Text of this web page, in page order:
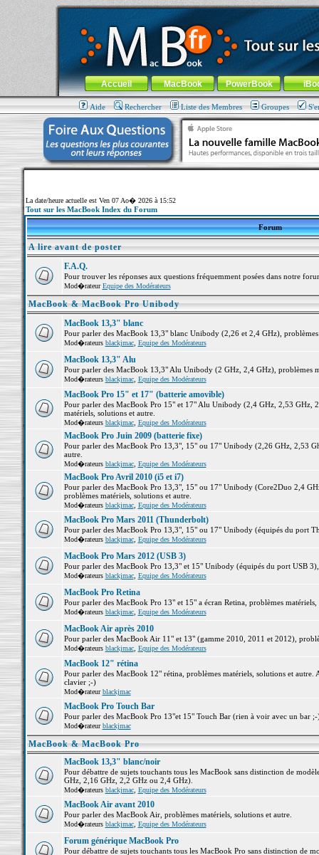
MacBook-fr.com : 100% Apple... 100% nomade !
Aller au contenu-Aller au menu général-Aller au menu de
Menu général
Accueil MacBook PowerBook
Aide Rechercher Liste des Membres Groupes
La date/heure actuelle est Ven 07 Ao� 2026 à 15:52
Tout sur les MacBook Index du Forum
Forum
A lire avant de poster
F.A.Q.
Pour trouver les réponses aux questions fréquemment posées dans notre
Mod�rateurEquipe des Modérateurs
MacBook & MacBook Pro Unibody
MacBook 13,3" blanc
Pour parler des MacBook 13,3" blanc Unibody (2,26 et 2,4 GHz),
Mod�rateurs blackjmac, Equipe des Modérateurs
MacBook 13,3" Alu
Pour parler des MacBook 13,3" Alu Unibody (2 GHz, 2,4 GHz), problèmes
Mod�rateurs blackjmac, Equipe des Modérateurs
MacBook Pro 15" et 17" (batterie amovible)
Pour parler des MacBook Pro 15" et 17" Alu Unibody (2,4 GHz, 2,53 GHz,
matériels, solutions et autre.
Mod�rateurs blackjmac, Equipe des Modérateurs
MacBook Pro Juin 2009 (batterie fixe)
Pour parler des MacBook Pro 13,3", 15" ou 17" Unibody (2,26 GHz, 2,53
autre.
Mod�rateurs blackjmac, Equipe des Modérateurs
MacBook Pro Avril 2010 (i5 et i7)
Pour parler des MacBook Pro 13,3", 15" ou 17" Unibody (Core2Duo 2,4
problèmes matériels, solutions et autre.
Mod�rateurs blackjmac, Equipe des Modérateurs
MacBook Pro Mars 2011 (Thunderbolt)
Pour parler des MacBook Pro 13,3", 15" ou 17" Unibody (équipés du port
Mod�rateurs blackjmac, Equipe des Modérateurs
MacBook Pro Mars 2012 (USB 3)
Pour parler des MacBook Pro 13,3" et 15" Unibody (équipés du port USB
Mod�rateurs blackjmac, Equipe des Modérateurs
MacBook Pro Retina
Pour parler des MacBook Pro 13" et 15" a écran Retina, problèmes matériels,
Mod�rateurs blackjmac, Equipe des Modérateurs
MacBook Air après 2010
Pour parler des MacBook Air 11" et 13" (gamme 2010, 2011 et 2012),
Mod�rateurs blackjmac, Equipe des Modérateurs
MacBook 12" rétina
Pour parler des MacBook 12" rétina, problèmes matériels, solutions et
clavier ;-)
Mod�rateurblackjmac
MacBook Pro Touch Bar
Pour parler des MacBook Pro 13"et 15" Touch Bar (rien à voir avec un bar
Mod�rateurblackjmac
MacBook & MacBook Pro
MacBook 13,3" blanc/noir
Pour débattre de sujets touchants tous les MacBook sans distinction de
GHz, 2,16 GHz, 2,2 GHz ou 2,4 GHz).
Mod�rateurs blackjmac, Equipe des Modérateurs
MacBook Air avant 2010
Pour parler des MacBook Air, problèmes matériels, solutions et autre.
Mod�rateurs blackjmac, Equipe des Modérateurs
Forum générique MacBook Pro
Pour débattre de sujets touchants tous les MacBook Pro sans distinction de